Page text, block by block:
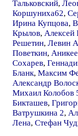
Тальковский,
Коршуниха62,
Ирина Купцова,
Крылов, Алексей
Решетин, Левин
Поветкин,
Сохарев,
Бланк, Максим
Александр
Михаил Колобов
Бикташев,
Ватрушкина 2,
Лена, Стефан